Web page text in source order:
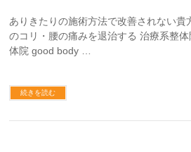
ありきたりの施術方法で改善されない貴
のコリ・腰の痛みを退治する 治療系整
体院 good body …
続きを読む